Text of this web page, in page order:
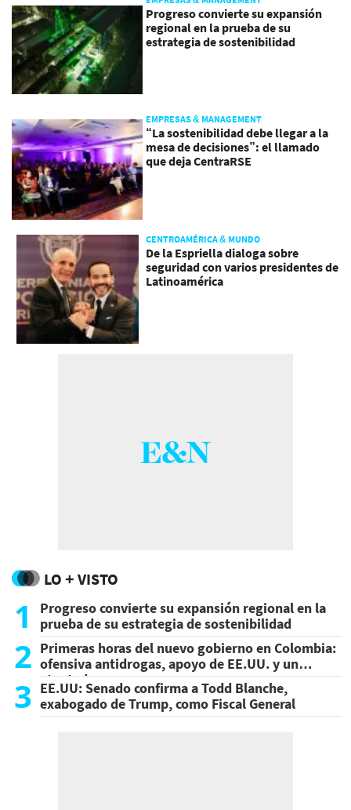
Progreso convierte su expansión
regional en la prueba de su
estrategia de sostenibilidad
EMPRESAS & MANAGEMENT
“La sostenibilidad debe llegar a la
mesa de decisiones”: el llamado
que deja CentraRSE
CENTROAMÉRICA & MUNDO
De la Espriella dialoga sobre
seguridad con varios presidentes de
Latinoamérica
LO + VISTO
1
Progreso convierte su expansión regional en la
prueba de su estrategia de sostenibilidad
2 Primeras horas del nuevo gobierno en Colombia:
ofensiva antidrogas, apoyo de EE.UU. y un
atentado
3 EE.UU: Senado confirma a Todd Blanche,
exabogado de Trump, como Fiscal General